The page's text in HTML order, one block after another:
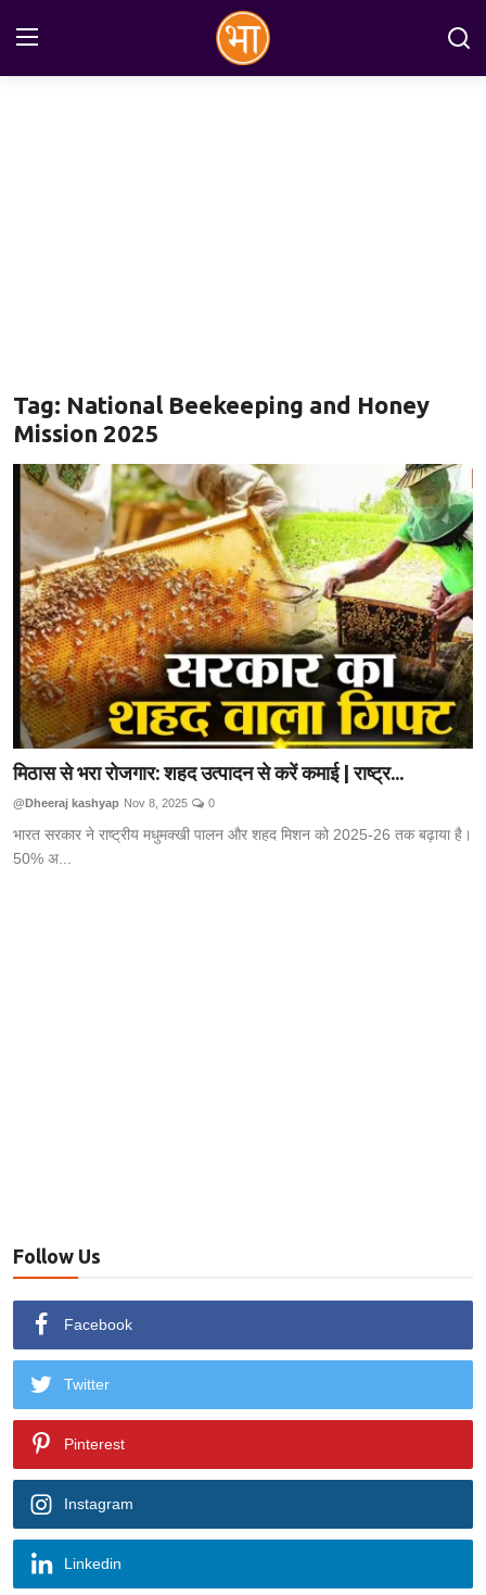
जानकारियाँ
मनोरंजन
Technology
RSS-संघ
Tag: National Beekeeping and Honey
Mission 2025
मिठास से भरा रोजगार: शहद उत्पादन से करें कमाई | राष्ट्र...
@Dheeraj kashyap Nov 8, 2025 0
भारत सरकार ने राष्ट्रीय मधुमक्खी पालन और शहद मिशन को 2025-26 तक बढ़ाया है।
50% अ...
Follow Us
Facebook
Twitter
Pinterest
Instagram
Linkedin